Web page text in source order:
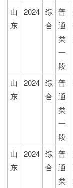
山
东
2024 综
合
普
通
类
一
段
山
东
2024 综
合
普
通
类
一
段
山
东
2024 综
合
普
通
类